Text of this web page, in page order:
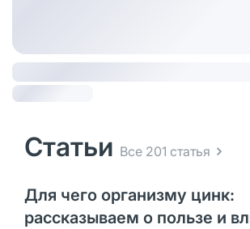
Статьи Все 201 статья
Для чего организму цинк:
рассказываем о пользе и